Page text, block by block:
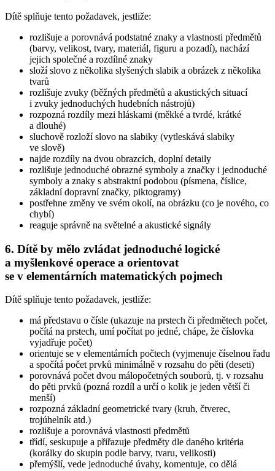
Dítě splňuje tento požadavek, jestliže:
rozlišuje a porovnává podstatné znaky a vlastnosti předmětů
(barvy, velikost, tvary, materiál, figuru a pozadí), nachází
jejich společné a rozdílné znaky
složí slovo z několika slyšených slabik a obrázek z několika
tvarů
rozlišuje zvuky (běžných předmětů a akustických situací
i zvuky jednoduchých hudebních nástrojů)
rozpozná rozdíly mezi hláskami (měkké a tvrdé, krátké
a dlouhé)
sluchově rozloží slovo na slabiky (vytleskává slabiky
ve slově)
najde rozdíly na dvou obrazcích, doplní detaily
rozlišuje jednoduché obrazné symboly a značky i jednoduché
symboly a znaky s abstraktní podobou (písmena, číslice,
základní dopravní značky, piktogramy)
postřehne změny ve svém okolí, na obrázku (co je nového, co
chybí)
reaguje správně na světelné a akustické signály
6. Dítě by mělo zvládat jednoduché logické
a myšlenkové operace a orientovat
se v elementárních matematických pojmech
Dítě splňuje tento požadavek, jestliže:
má představu o čísle (ukazuje na prstech či předmětech počet,
počítá na prstech, umí počítat po jedné, chápe, že číslovka
vyjadřuje počet)
orientuje se v elementárních počtech (vyjmenuje číselnou řadu
a spočítá počet prvků minimálně v rozsahu do pěti (deseti)
porovnává počet dvou málopočetných souborů, tj. v rozsahu
do pěti prvků (pozná rozdíl a určí o kolik je jeden větší či
menší)
rozpozná základní geometrické tvary (kruh, čtverec,
trojúhelník atd.)
rozlišuje a porovnává vlastnosti předmětů
třídí, seskupuje a přiřazuje předměty dle daného kritéria
(korálky do skupin podle barvy, tvaru, velikosti)
přemýšlí, vede jednoduché úvahy, komentuje, co dělá